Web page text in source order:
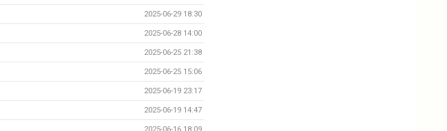
2025-06-29 18:30
2025-06-28 14:00
2025-06-25 21:38
2025-06-25 15:06
2025-06-19 23:17
2025-06-19 14:47